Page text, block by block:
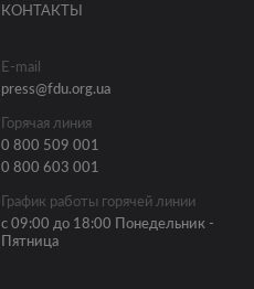
КОНТАКТЫ
E-mail
press@fdu.org.ua
Горячая линия
0 800 509 001
0 800 603 001
График работы горячей линии
с 09:00 до 18:00 Понедельник -
Пятница